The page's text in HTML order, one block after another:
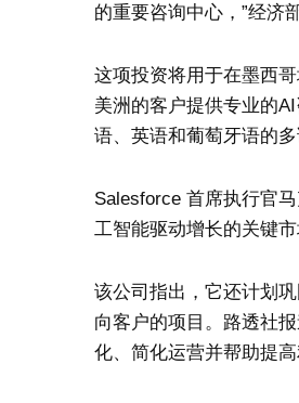
的重要咨询中心，”经济
这项投资将用于在墨西
美洲的客户提供专业的
语、英语和葡萄牙语的多
Salesforce 首席执行官
工智能驱动增长的关键市
该公司指出，它还计划
向客户的项目。路透社
化、简化运营并帮助提高